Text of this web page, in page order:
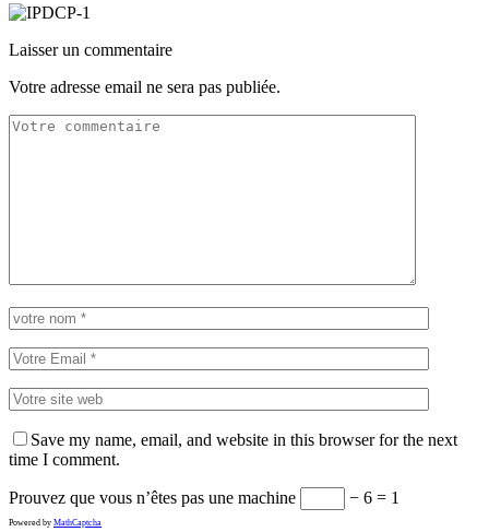
Laisser un commentaire
Votre adresse email ne sera pas publiée.
Save my name, email, and website in this browser for the next
time I comment.
Prouvez que vous n’êtes pas une machine − 6 = 1
Powered by MathCaptcha